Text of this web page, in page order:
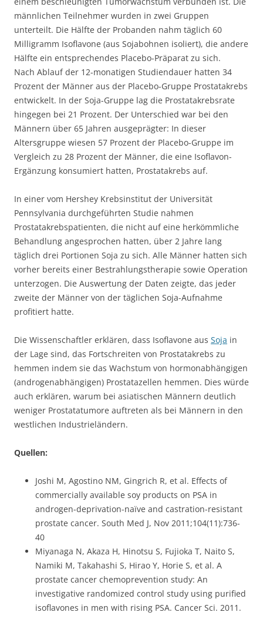
männlichen Teilnehmer wurden in zwei Gruppen
unterteilt. Die Hälfte der Probanden nahm täglich 60
Milligramm Isoflavone (aus Sojabohnen isoliert), die andere
Hälfte ein entsprechendes Placebo-Präparat zu sich.
Nach Ablauf der 12-monatigen Studiendauer hatten 34
Prozent der Männer aus der Placebo-Gruppe Prostatakrebs
entwickelt. In der Soja-Gruppe lag die Prostatakrebsrate
hingegen bei 21 Prozent. Der Unterschied war bei den
Männern über 65 Jahren ausgeprägter: In dieser
Altersgruppe wiesen 57 Prozent der Placebo-Gruppe im
Vergleich zu 28 Prozent der Männer, die eine Isoflavon-
Ergänzung konsumiert hatten, Prostatakrebs auf.
In einer vom Hershey Krebsinstitut der Universität
Pennsylvania durchgeführten Studie nahmen
Prostatakrebspatienten, die nicht auf eine herkömmliche
Behandlung angesprochen hatten, über 2 Jahre lang
täglich drei Portionen Soja zu sich. Alle Männer hatten sich
vorher bereits einer Bestrahlungstherapie sowie Operation
unterzogen. Die Auswertung der Daten zeigte, das jeder
zweite der Männer von der täglichen Soja-Aufnahme
profitiert hatte.
Die Wissenschaftler erklären, dass Isoflavone aus Soja in
der Lage sind, das Fortschreiten von Prostatakrebs zu
hemmen indem sie das Wachstum von hormonabhängigen
(androgenabhängigen) Prostatazellen hemmen. Dies würde
auch erklären, warum bei asiatischen Männern deutlich
weniger Prostatatumore auftreten als bei Männern in den
westlichen Industrieländern.
Quellen:
Joshi M, Agostino NM, Gingrich R, et al. Effects of
commercially available soy products on PSA in
androgen-deprivation-naïve and castration-resistant
prostate cancer. South Med J, Nov 2011;104(11):736-
40
Miyanaga N, Akaza H, Hinotsu S, Fujioka T, Naito S,
Namiki M, Takahashi S, Hirao Y, Horie S, et al. A
prostate cancer chemoprevention study: An
investigative randomized control study using purified
isoflavones in men with rising PSA. Cancer Sci. 2011.